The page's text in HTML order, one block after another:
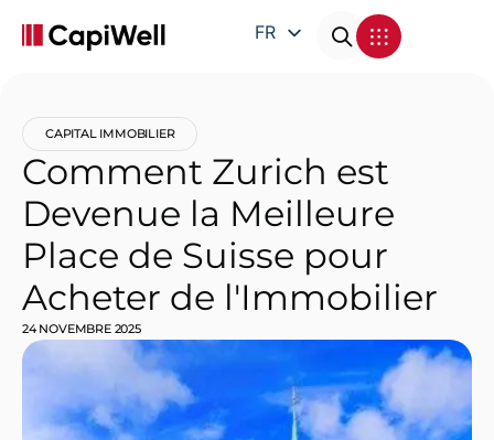
FR
CAPITAL IMMOBILIER
Comment Zurich est
Devenue la Meilleure
Place de Suisse pour
Acheter de l'Immobilier
24 NOVEMBRE 2025